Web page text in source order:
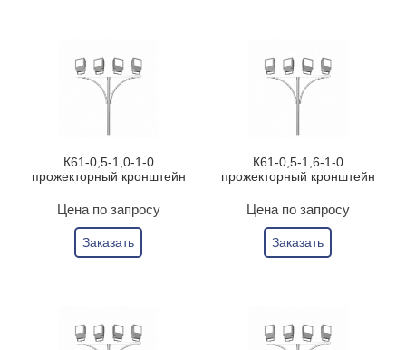
К61-0,5-1,0-1-0
прожекторный кронштейн
Цена по запросу
Заказать
К61-0,5-1,6-1-0
прожекторный кронштейн
Цена по запросу
Заказать